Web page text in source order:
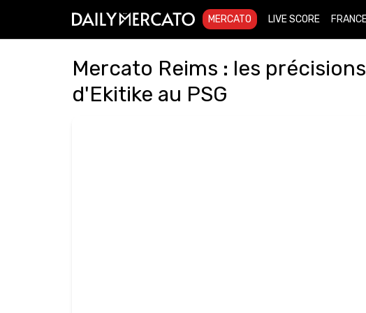
MERCATO LIVE SCORE
Mercato Reims : les
d'Ekitike au PSG